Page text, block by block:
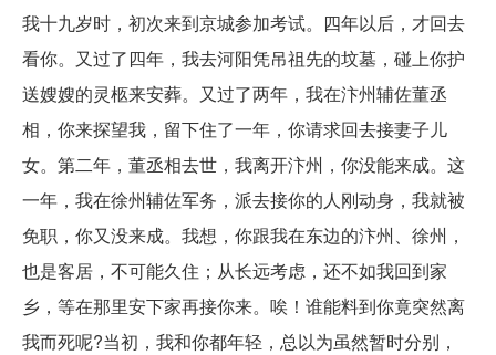
我十九岁时，初次来到京城参加考试。四年以后，才回去
看你。又过了四年，我去河阳凭吊祖先的坟墓，碰上你护
送嫂嫂的灵柩来安葬。又过了两年，我在汴州辅佐董丞
相，你来探望我，留下住了一年，你请求回去接妻子儿
女。第二年，董丞相去世，我离开汴州，你没能来成。这
一年，我在徐州辅佐军务，派去接你的人刚动身，我就被
免职，你又没来成。我想，你跟我在东边的汴州、徐州，
也是客居，不可能久住；从长远考虑，还不如我回到家
乡，等在那里安下家再接你来。唉！谁能料到你竟突然离
我而死呢?当初，我和你都年轻，总以为虽然暂时分别，